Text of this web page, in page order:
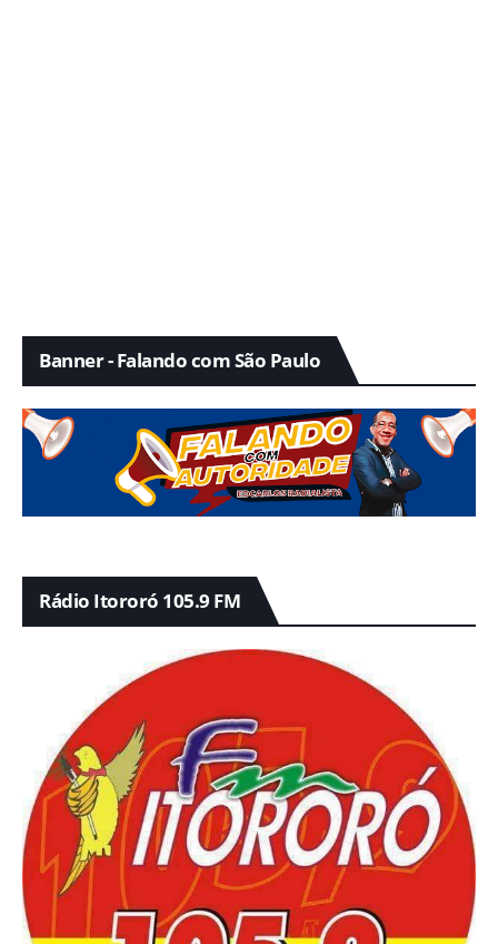
Banner - Falando com São Paulo
Rádio Itororó 105.9 FM